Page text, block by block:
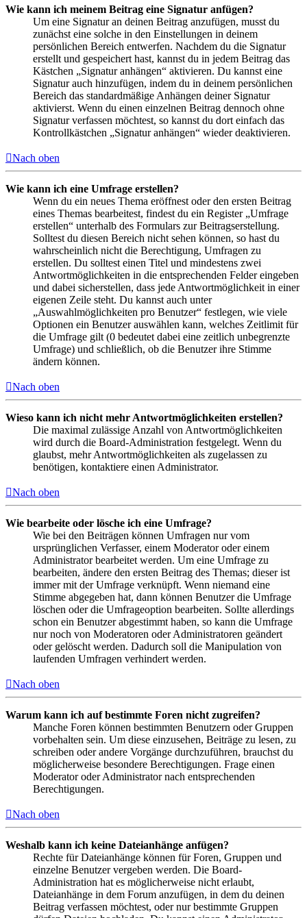
Wie kann ich meinem Beitrag eine Signatur anfügen?
Um eine Signatur an deinen Beitrag anzufügen, musst du
zunächst eine solche in den Einstellungen in deinem
persönlichen Bereich entwerfen. Nachdem du die Signatur
erstellt und gespeichert hast, kannst du in jedem Beitrag das
Kästchen „Signatur anhängen“ aktivieren. Du kannst eine
Signatur auch hinzufügen, indem du in deinem persönlichen
Bereich das standardmäßige Anhängen deiner Signatur
aktivierst. Wenn du einen einzelnen Beitrag dennoch ohne
Signatur verfassen möchtest, so kannst du dort einfach das
Kontrollkästchen „Signatur anhängen“ wieder deaktivieren.
Nach oben
Wie kann ich eine Umfrage erstellen?
Wenn du ein neues Thema eröffnest oder den ersten Beitrag
eines Themas bearbeitest, findest du ein Register „Umfrage
erstellen“ unterhalb des Formulars zur Beitragserstellung.
Solltest du diesen Bereich nicht sehen können, so hast du
wahrscheinlich nicht die Berechtigung, Umfragen zu
erstellen. Du solltest einen Titel und mindestens zwei
Antwortmöglichkeiten in die entsprechenden Felder eingeben
und dabei sicherstellen, dass jede Antwortmöglichkeit in einer
eigenen Zeile steht. Du kannst auch unter
„Auswahlmöglichkeiten pro Benutzer“ festlegen, wie viele
Optionen ein Benutzer auswählen kann, welches Zeitlimit für
die Umfrage gilt (0 bedeutet dabei eine zeitlich unbegrenzte
Umfrage) und schließlich, ob die Benutzer ihre Stimme
ändern können.
Nach oben
Wieso kann ich nicht mehr Antwortmöglichkeiten erstellen?
Die maximal zulässige Anzahl von Antwortmöglichkeiten
wird durch die Board-Administration festgelegt. Wenn du
glaubst, mehr Antwortmöglichkeiten als zugelassen zu
benötigen, kontaktiere einen Administrator.
Nach oben
Wie bearbeite oder lösche ich eine Umfrage?
Wie bei den Beiträgen können Umfragen nur vom
ursprünglichen Verfasser, einem Moderator oder einem
Administrator bearbeitet werden. Um eine Umfrage zu
bearbeiten, ändere den ersten Beitrag des Themas; dieser ist
immer mit der Umfrage verknüpft. Wenn niemand eine
Stimme abgegeben hat, dann können Benutzer die Umfrage
löschen oder die Umfrageoption bearbeiten. Sollte allerdings
schon ein Benutzer abgestimmt haben, so kann die Umfrage
nur noch von Moderatoren oder Administratoren geändert
oder gelöscht werden. Dadurch soll die Manipulation von
laufenden Umfragen verhindert werden.
Nach oben
Warum kann ich auf bestimmte Foren nicht zugreifen?
Manche Foren können bestimmten Benutzern oder Gruppen
vorbehalten sein. Um diese einzusehen, Beiträge zu lesen, zu
schreiben oder andere Vorgänge durchzuführen, brauchst du
möglicherweise besondere Berechtigungen. Frage einen
Moderator oder Administrator nach entsprechenden
Berechtigungen.
Nach oben
Weshalb kann ich keine Dateianhänge anfügen?
Rechte für Dateianhänge können für Foren, Gruppen und
einzelne Benutzer vergeben werden. Die Board-
Administration hat es möglicherweise nicht erlaubt,
Dateianhänge in dem Forum anzufügen, in dem du deinen
Beitrag verfassen möchtest, oder nur bestimmte Gruppen